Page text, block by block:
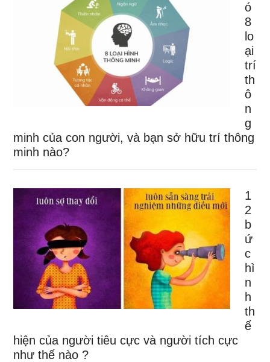
ó
8
lo
ại
trí
th
ô
n
g
minh của con người, và bạn sở hữu trí thông
minh nào?
1
2
b
ứ
c
hì
n
h
th
ể
hiện của người tiêu cực và người tích cực
như thế nào ?